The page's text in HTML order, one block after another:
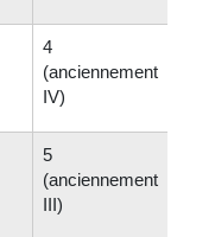
4
(anciennement
IV)
5
(anciennement
III)